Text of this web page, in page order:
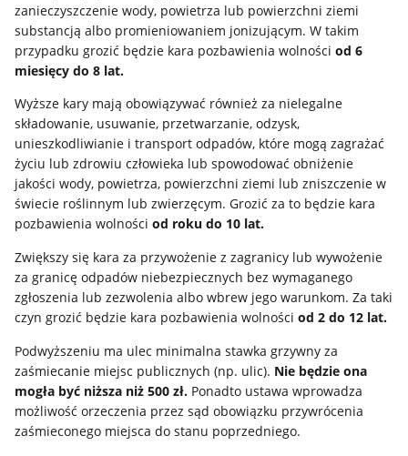
zanieczyszczenie wody, powietrza lub powierzchni ziemi
substancją albo promieniowaniem jonizującym. W takim
przypadku grozić będzie kara pozbawienia wolnościod 6
miesięcy do 8 lat.
Wyższe kary mają obowiązywać również za nielegalne
składowanie, usuwanie, przetwarzanie, odzysk,
unieszkodliwianie i transport odpadów, które mogą zagrażać
życiu lub zdrowiu człowieka lub spowodować obniżenie
jakości wody, powietrza, powierzchni ziemi lub zniszczenie w
świecie roślinnym lub zwierzęcym. Grozić za to będzie kara
pozbawienia wolnościod roku do 10 lat.
Zwiększy się kara za przywożenie z zagranicy lub wywożenie
za granicę odpadów niebezpiecznych bez wymaganego
zgłoszenia lub zezwolenia albo wbrew jego warunkom. Za taki
czyn grozić będzie kara pozbawienia wolnościod 2 do 12 lat.
Podwyższeniu ma ulec minimalna stawka grzywny za
zaśmiecanie miejsc publicznych (np. ulic). Nie będzie ona
mogła być niższa niż 500 zł. Ponadto ustawa wprowadza
możliwość orzeczenia przez sąd obowiązku przywrócenia
zaśmieconego miejsca do stanu poprzedniego.